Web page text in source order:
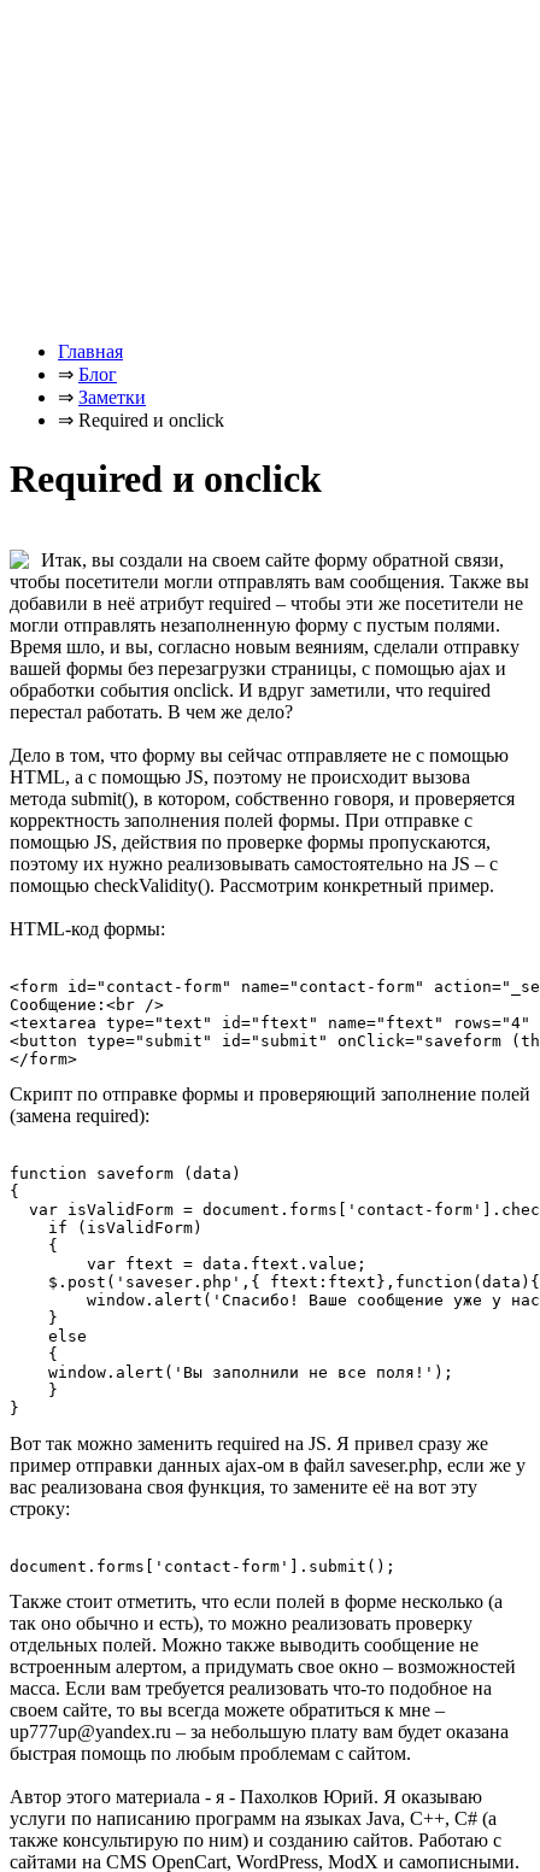
Главная
⇒ Блог
⇒ Заметки
⇒ Required и onclick
Required и onclick
Итак, вы создали на своем сайте форму обратной связи,
чтобы посетители могли отправлять вам сообщения. Также вы
добавили в неё атрибут required – чтобы эти же посетители не
могли отправлять незаполненную форму с пустым полями.
Время шло, и вы, согласно новым веяниям, сделали отправку
вашей формы без перезагрузки страницы, с помощью ajax и
обработки события onclick. И вдруг заметили, что required
перестал работать. В чем же дело?
Дело в том, что форму вы сейчас отправляете не с помощью
HTML, а с помощью JS, поэтому не происходит вызова
метода submit(), в котором, собственно говоря, и проверяется
корректность заполнения полей формы. При отправке с
помощью JS, действия по проверке формы пропускаются,
поэтому их нужно реализовывать самостоятельно на JS – с
помощью checkValidity(). Рассмотрим конкретный пример.
HTML-код формы:
<form id="contact-form" name="contact-form"
Сообщение:<br />
<textarea type="text" id="ftext" name="ftext" rows="4"
<button type="submit" id="submit" onClick="saveform
Скрипт по отправке формы и проверяющий заполнение полей
(замена required):
function saveform (data)
{
var isValidForm = document.forms['contact-
    if (isValidForm)
    {
$.post('saveser.php',{
    }
    else
    {
    window.alert('Вы заполнили не все поля!');
    }
Вот так можно заменить required на JS. Я привел сразу же
пример отправки данных ajax-ом в файл saveser.php, если же у
вас реализована своя функция, то замените её на вот эту
строку:
Также стоит отметить, что если полей в форме несколько (а
так оно обычно и есть), то можно реализовать проверку
отдельных полей. Можно также выводить сообщение не
встроенным алертом, а придумать свое окно – возможностей
масса. Если вам требуется реализовать что-то подобное на
своем сайте, то вы всегда можете обратиться к мне –
up777up@yandex.ru – за небольшую плату вам будет оказана
быстрая помощь по любым проблемам с сайтом.
Автор этого материала - я - Пахолков Юрий. Я оказываю
услуги по написанию программ на языках Java, C++, C# (а
также консультирую по ним) и созданию сайтов. Работаю с
сайтами на CMS OpenCart, WordPress, ModX и самописными.